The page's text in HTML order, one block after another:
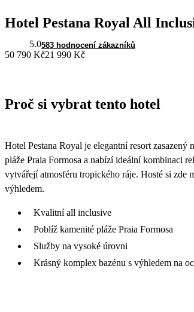
Hotel Pestana Royal All
5.0583 hodnocení zákazníků
50 790 Kč21 990 Kč
Proč si vybrat tento hotel
Hotel Pestana Royal je elegantní resort
pláže Praia Formosa a nabízí ideální kombinaci
vytvářejí atmosféru tropického ráje. Hosté si zde
výhledem.
Kvalitní all inclusive
Poblíž kamenité pláže Praia Formosa
Služby na vysoké úrovni
Krásný komplex bazénu s výhledem na